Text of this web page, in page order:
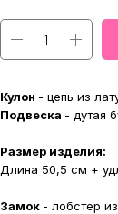
Кулон - цепь из
Подвеска - дутая
Размер изделия:
Длина 50,5 см +
Замок - лобстер